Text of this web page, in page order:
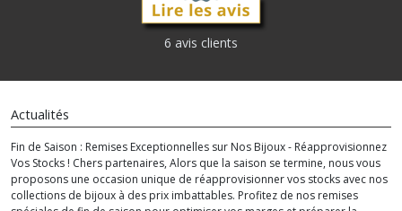
6 avis clients
Actualités
Fin de Saison : Remises Exceptionnelles sur Nos Bijoux - Réapprovisionnez
Vos Stocks ! Chers partenaires, Alors que la saison se termine, nous vous
proposons une occasion unique de réapprovisionner vos stocks avec nos
collections de bijoux à des prix imbattables. Profitez de nos remises